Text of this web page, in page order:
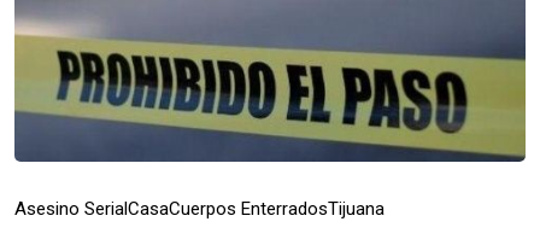
Asesino SerialCasaCuerpos EnterradosTijuana